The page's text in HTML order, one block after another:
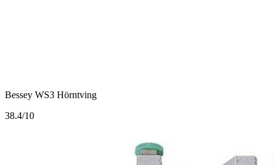
Bessey WS3 Hörntving
38.4/10